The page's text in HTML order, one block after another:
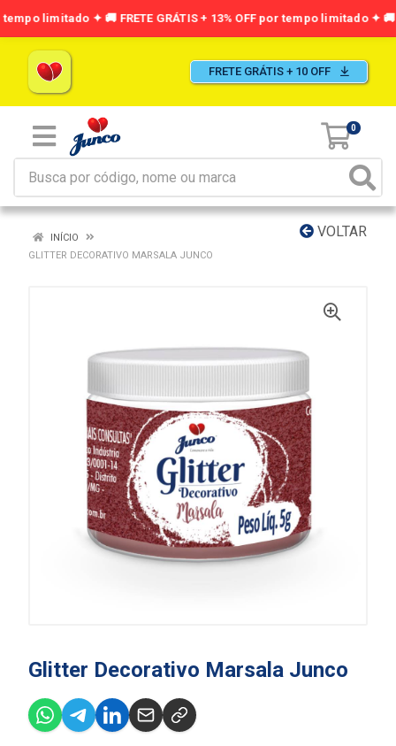
FRETE GRÁTIS + 10 OFF
0
VOLTAR
INÍCIO
GLITTER DECORATIVO MARSALA JUNCO
Glitter Decorativo Marsala Junco